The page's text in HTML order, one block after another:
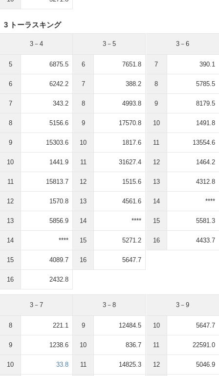
3 トーラスキング
3－4
5 6875.5
6 6242.2
7 343.2
8 5156.6
9 15303.6
10 1441.9
11 15813.7
12 1570.8
13 5856.9
14 ****
15 4089.7
16 2432.8
3－5
6 7651.8
7 388.2
8 4993.8
9 17570.8
10 1817.6
11 31627.4
12 1515.6
13 4561.6
14 ****
15 5271.2
16 5647.7
3－6
7 390.1
8 5785.5
9 8179.5
10 1491.8
11 13554.6
12 1464.2
13 4312.8
14 ****
15 5581.3
16 4433.7
3－7
8 221.1
9 1238.6
10 33.8
3－8
9 12484.5
10 836.7
11 14825.3
3－9
10 5647.7
11 22591.0
12 5046.9